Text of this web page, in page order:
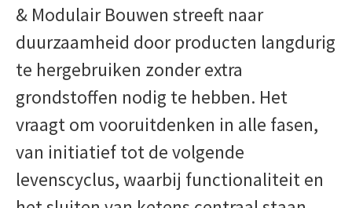
& Modulair Bouwen streeft naar
duurzaamheid door producten langdurig
te hergebruiken zonder extra
grondstoffen nodig te hebben. Het
vraagt om vooruitdenken in alle fasen,
van initiatief tot de volgende
levenscyclus, waarbij functionaliteit en